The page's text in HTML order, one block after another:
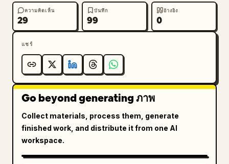
ความคิดเห็น
29
บันทึก
99
อ้างอิง
0
แชร์
Go beyond generating ภาพ
Collect materials, process them, generate
finished work, and distribute it from one AI
workspace.